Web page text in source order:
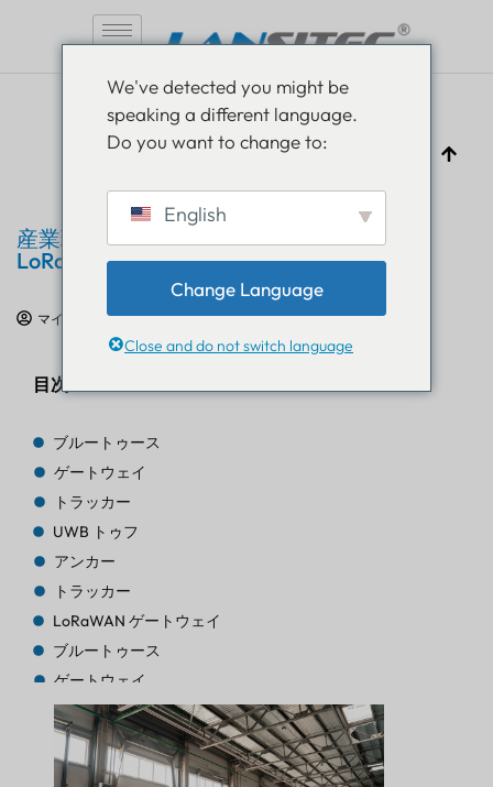
ス
キ
プ
産業環境における衝突防止のための
LoRaWAN UWB ソリューション
マイジ 2025年3月26日 IoT ケーススタディ
目次
ブルートゥース
ゲートウェイ
トラッカー
UWB トゥフ
アンカー
トラッカー
LoRaWAN ゲートウェイ
ブルートゥース
ゲートウェイ
トラッカー
トラッカー
ブルートゥースAoA
We've detected you might be
speaking a different language.
Do you want to change to:
English
Change Language
Close and do not switch language